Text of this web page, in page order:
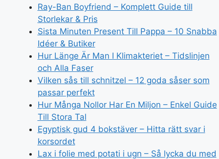
Ray-Ban Boyfriend – Komplett Guide till
Storlekar & Pris
Sista Minuten Present Till Pappa – 10 Snabba
Idéer & Butiker
Hur Länge Är Man I Klimakteriet – Tidslinjen
och Alla Faser
Vilken sås till schnitzel – 12 goda såser som
passar perfekt
Hur Många Nollor Har En Miljon – Enkel Guide
Till Stora Tal
Egyptisk gud 4 bokstäver – Hitta rätt svar i
korsordet
Lax i folie med potati i ugn – Så lycka du med